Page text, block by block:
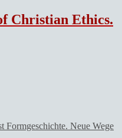
Christian Ethics.